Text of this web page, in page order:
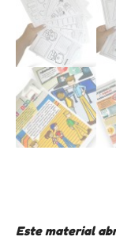
Este material